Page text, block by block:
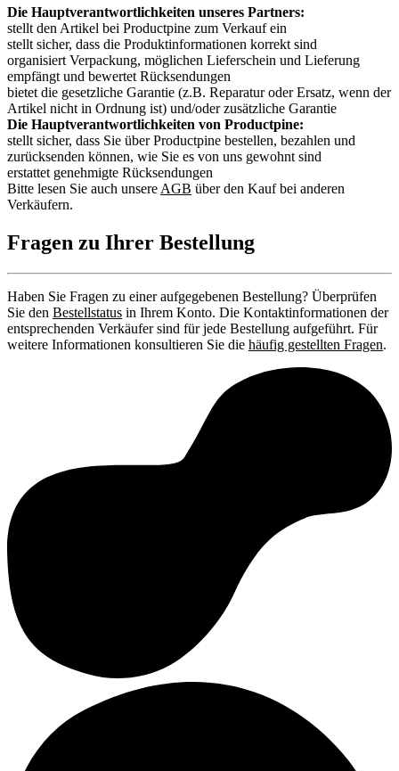
Die Hauptverantwortlichkeiten unseres Partners:
stellt den Artikel bei Productpine zum Verkauf ein
stellt sicher, dass die Produktinformationen korrekt sind
organisiert Verpackung, möglichen Lieferschein und Lieferung
empfängt und bewertet Rücksendungen
bietet die gesetzliche Garantie (z.B. Reparatur oder Ersatz, wenn der
Artikel nicht in Ordnung ist) und/oder zusätzliche Garantie
Die Hauptverantwortlichkeiten von Productpine:
stellt sicher, dass Sie über Productpine bestellen, bezahlen und
zurücksenden können, wie Sie es von uns gewohnt sind
erstattet genehmigte Rücksendungen
Bitte lesen Sie auch unsere AGB über den Kauf bei anderen
Verkäufern.
Fragen zu Ihrer Bestellung
Haben Sie Fragen zu einer aufgegebenen Bestellung? Überprüfen
Sie den Bestellstatus in Ihrem Konto. Die Kontaktinformationen der
entsprechenden Verkäufer sind für jede Bestellung aufgeführt. Für
weitere Informationen konsultieren Sie die häufig gestellten Fragen.